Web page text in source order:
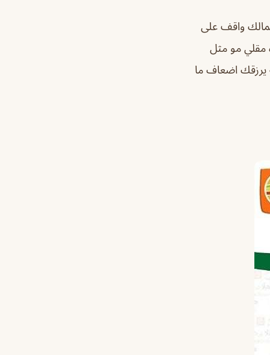
واقف على
مقلي مو مثل
يرزقك اضعاف ما